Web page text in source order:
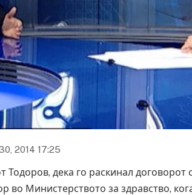
2014 17:25
Тодоров, дека го раскинал
Министерството за здравство,